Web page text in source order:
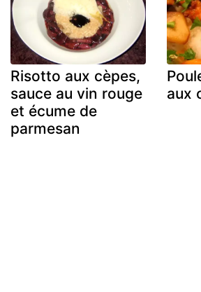
Risotto aux cèpes,
sauce au vin rouge
et écume de
parmesan
aux